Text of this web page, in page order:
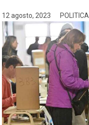
12 agosto, 2023 POLITICA